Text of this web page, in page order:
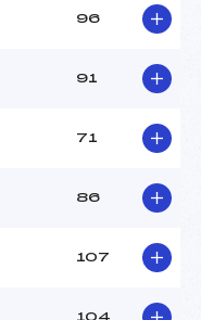
106.4600
U18->Mas
96
91
71
86
107
104